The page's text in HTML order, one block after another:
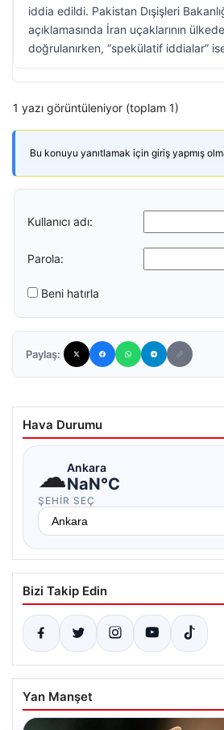
iddia edildi. Pakistan Dışişleri
açıklamasında İran uçaklarının
doğrulanırken, “spekülatif iddialar”
1 yazı görüntüleniyor (toplam 1)
Bu konuyu yanıtlamak için giriş yapmış
Kullanıcı adı:
Parola:
Beni hatırla
Paylaş:
Hava Durumu
☁Ankara
NaN°C
ŞEHIR SEÇ
Bizi Takip Edin
Yan Manşet